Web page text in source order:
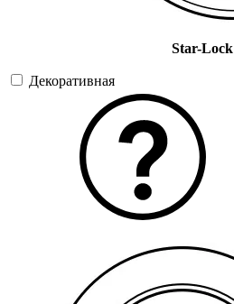
Star-Lock
Декоративная